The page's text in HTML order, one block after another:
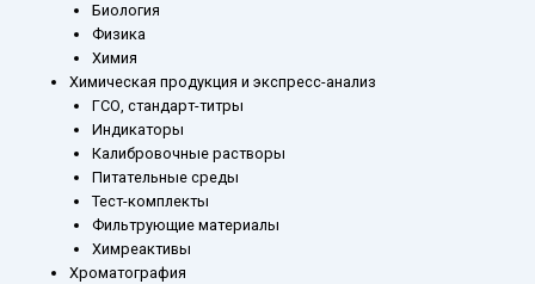
Биология
Физика
Химия
Химическая продукция и экспресс-анализ
ГСО, стандарт-титры
Индикаторы
Калибровочные растворы
Питательные среды
Тест-комплекты
Фильтрующие материалы
Химреактивы
Хроматография